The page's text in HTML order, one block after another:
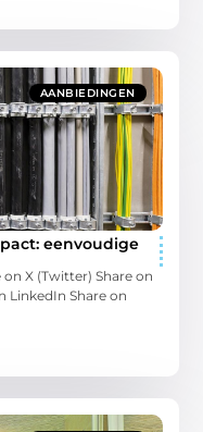
AANBIEDINGEN
eenvoudige
X (Twitter) Share on
LinkedIn Share on